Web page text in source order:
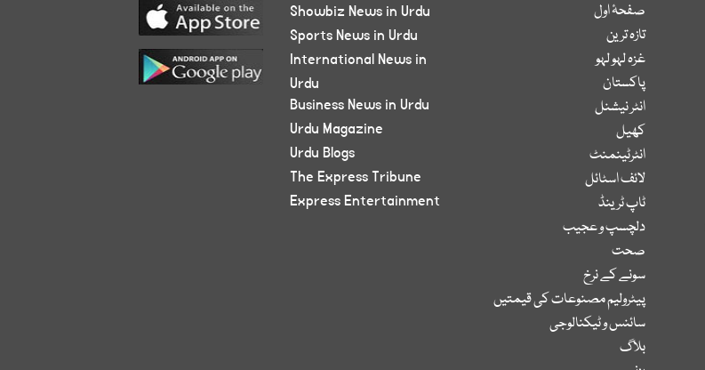
صفحۂ اول
تازہ ترین
غزہ لہو لہو
پاکستان
انٹر نیشنل
کھیل
انٹرٹینمنٹ
لائف اسٹائل
ٹاپ ٹرینڈ
دلچسپ و عجیب
صحت
سونے کے نرخ
پیٹرولیم مصنوعات کی قیمتیں
سائنس و ٹیکنالوجی
بلاگ
Showbiz News in Urdu
Sports News in Urdu
International News in
Urdu
Business News in Urdu
Urdu Magazine
Urdu Blogs
The Express Tribune
Express Entertainment